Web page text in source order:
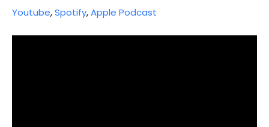
Youtube,Spotify,Apple Podcast